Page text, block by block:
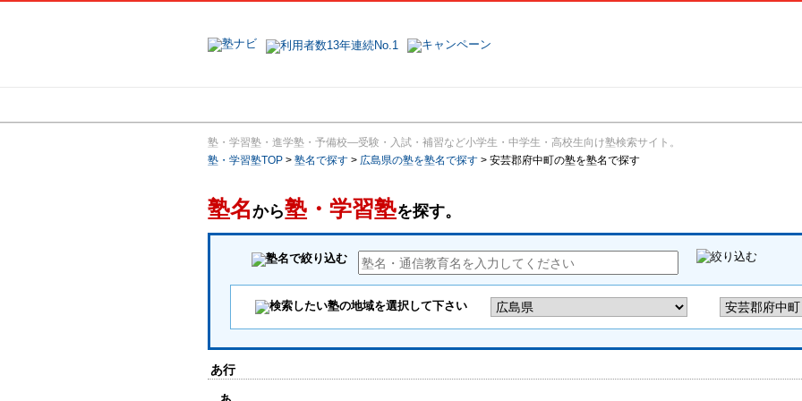
塾・学習塾・進学塾・予備校―受験・入試・補習など小学生・中学生・高校生向け塾検索サイト。
塾・学習塾TOP > 塾名で探す > 広島県の塾を塾名で探す > 安芸郡府中町の塾を塾名で探す
塾名から塾・学習塾を探す。
あ行